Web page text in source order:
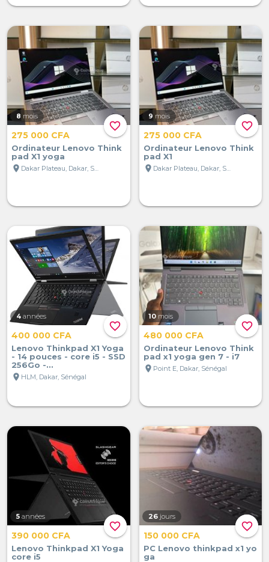
favorite_border
8 mois
275 000 CFA
Ordinateur Lenovo Think
pad X1 yoga
location_on
Dakar Plateau, Dakar, Sénégal
favorite_border
9 mois
275 000 CFA
Ordinateur Lenovo Think
pad X1
location_on
Dakar Plateau, Dakar, Sénégal
favorite_border
4 années
400 000 CFA
Lenovo Thinkpad X1 Yoga
- 14 pouces - core i5 - SSD
256Go -...
location_on HLM, Dakar, Sénégal
favorite_border
10 mois
480 000 CFA
Ordinateur Lenovo Think
pad x1 yoga gen 7 - i7
location_on Point E, Dakar, Sénégal
favorite_border
5 années
390 000 CFA
Lenovo Thinkpad X1 Yoga
core i5
favorite_border
26 jours
150 000 CFA
PC Lenovo thinkpad x1 yo
ga